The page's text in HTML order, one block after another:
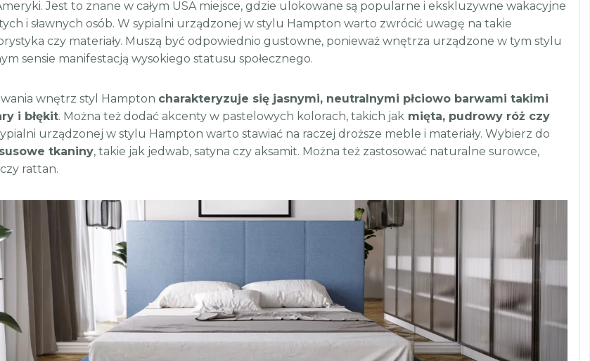
Jest to znane w całym USA miejsce, gdzie ulokowane są popularne i ekskluzywne wakacyjne
i sławnych osób. W sypialni urządzonej w stylu Hampton warto zwrócić uwagę na takie
czy materiały. Muszą być odpowiednio gustowne, ponieważ wnętrza urządzone w tym stylu
sensie manifestacją wysokiego statusu społecznego.
wnętrz styl Hampton charakteryzuje się jasnymi, neutralnymi płciowo barwami takimi
i błękit. Można też dodać akcenty w pastelowych kolorach, takich jak mięta, pudrowy róż czy
urządzonej w stylu Hampton warto stawiać na raczej droższe meble i materiały. Wybierz do
tkaniny, takie jak jedwab, satyna czy aksamit. Można też zastosować naturalne surowce,
rattan.